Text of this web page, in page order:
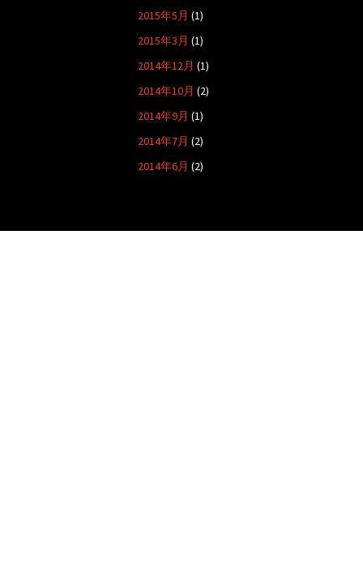
2015年5月 (1)
2015年3月 (1)
2014年12月 (1)
2014年10月 (2)
2014年9月 (1)
2014年7月 (2)
2014年6月 (2)